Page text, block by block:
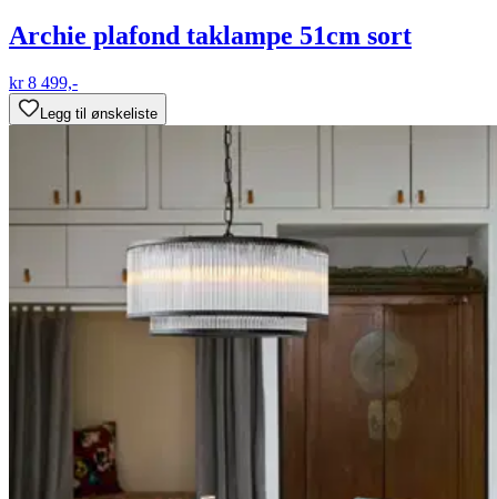
Archie plafond taklampe 51cm sort
kr 8 499,-
Legg til ønskeliste